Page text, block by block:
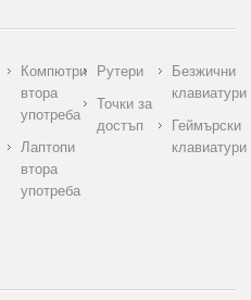
Компютри
втора
употреба
Лаптопи
втора
употреба
Рутери
Точки за
достъп
Безжични
клавиатури
Геймърски
клавиатури